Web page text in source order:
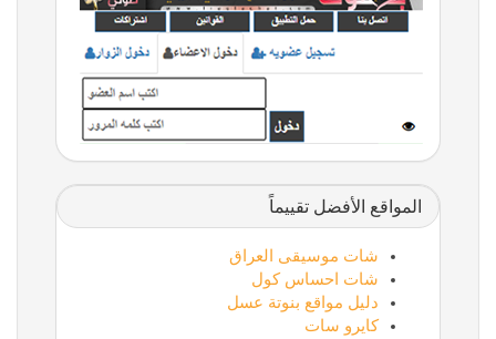
المواقع الأفضل تقييماً
شات موسيقى العراق
شات احساس كول
دليل مواقع بنوتة عسل
كايرو سات